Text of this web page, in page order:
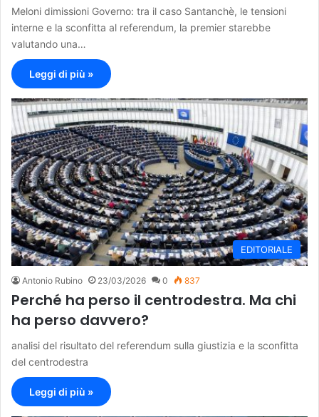
Meloni dimissioni Governo: tra il caso Santanchè, le tensioni
interne e la sconfitta al referendum, la premier starebbe
valutando una…
Leggi di più »
EDITORIALE
Antonio Rubino 23/03/2026 0 837
Perché ha perso il centrodestra. Ma chi
ha perso davvero?
analisi del risultato del referendum sulla giustizia e la sconfitta
del centrodestra
Leggi di più »